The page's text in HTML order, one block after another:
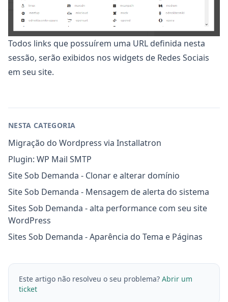
Todos links que possuírem uma URL definida nesta
sessão, serão exibidos nos widgets de Redes Sociais
em seu site.
NESTA CATEGORIA
Migração do Wordpress via Installatron
Plugin: WP Mail SMTP
Site Sob Demanda - Clonar e alterar domínio
Site Sob Demanda - Mensagem de alerta do sistema
Sites Sob Demanda - alta performance com seu site
WordPress
Sites Sob Demanda - Aparência do Tema e Páginas
Este artigo não resolveu o seu problema? Abrir um
ticket